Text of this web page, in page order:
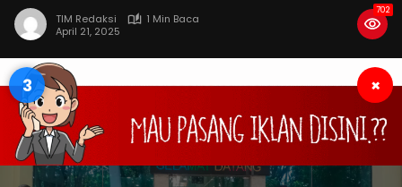
TIM Redaksi
1 Min Baca
April 21, 2025
702
2 ×